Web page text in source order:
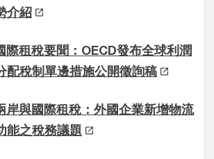
介紹
際租稅要聞：OECD發布全球利潤
配稅制單邊措施公開徵詢稿
岸與國際租稅：外國企業新增物流
能之稅務議題